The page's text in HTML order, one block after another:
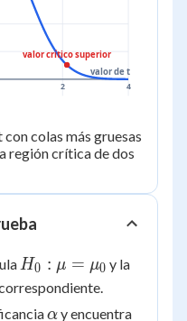
2 4
valor de t
valor crítico superior
colas más gruesas
región crítica de dos
H_0:
\mu =
H0 : μ = μ0 y la
\alpha
αy encuentra